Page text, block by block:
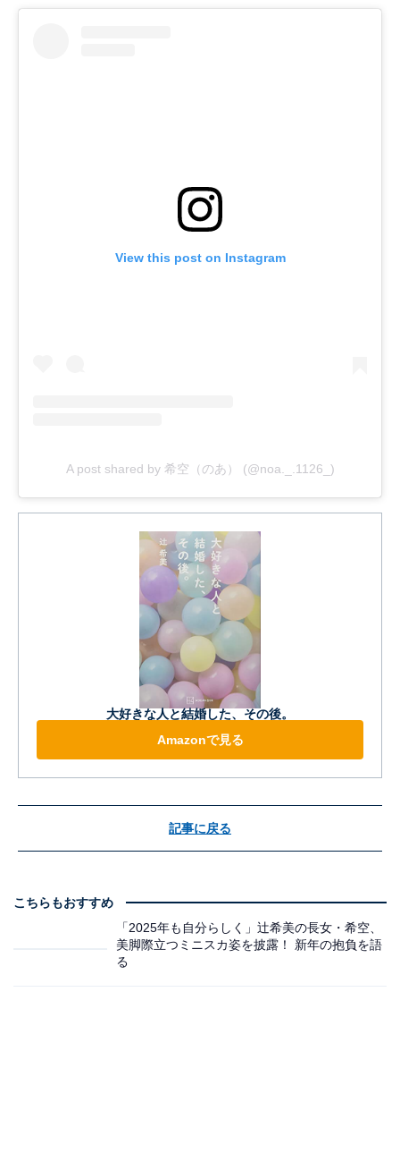
View this post on Instagram
A post shared by 希空（のあ） (@noa._.1126_)
大好きな人と結婚した、その後。
Amazonで見る
記事に戻る
こちらもおすすめ
「2025年も自分らしく」辻希美の長女・希空、
美脚際立つミニスカ姿を披露！ 新年の抱負を語
る